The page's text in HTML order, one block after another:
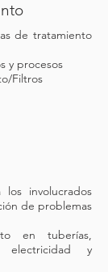
de tratamiento
y procesos
Filtros
involucrados
de problemas
en tuberías,
y